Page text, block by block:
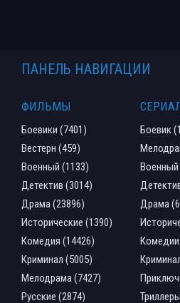
ПАНЕЛЬ НАВИГАЦИИ
ФИЛЬМЫ
Боевики (7401)
Вестерн (459)
Военный (1133)
Детектив (3014)
Драма (23896)
Исторические (1390)
Комедия (14426)
Криминал (5005)
Мелодрама (7427)
Русские (2874)
Боевик
Военный
Драма